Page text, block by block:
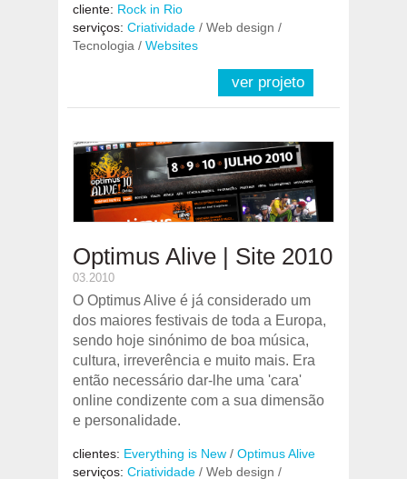
cliente: Rock in Rio
serviços: Criatividade / Web design /
Tecnologia / Websites
ver projeto
Optimus Alive | Site 2010
03.2010
O Optimus Alive é já considerado um
dos maiores festivais de toda a Europa,
sendo hoje sinónimo de boa música,
cultura, irreverência e muito mais. Era
então necessário dar-lhe uma 'cara'
online condizente com a sua dimensão
e personalidade.
clientes: Everything is New / Optimus Alive
serviços: Criatividade / Web design /